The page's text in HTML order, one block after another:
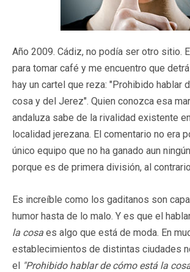
Año 2009. Cádiz, no podía ser otro sitio.
para tomar café y me encuentro que
hay un cartel que reza: "Prohibido hablar
cosa y del Jerez". Quien conozca esa
andaluza sabe de la rivalidad existente
localidad jerezana. El comentario no era
único equipo que no ha ganado aun
porque es de primera división, al
Es increíble como los gaditanos son
humor hasta de lo malo. Y es que el
la cosa es algo que está de moda. En
establecimientos de distintas ciudades
el "Prohibido hablar de cómo está la